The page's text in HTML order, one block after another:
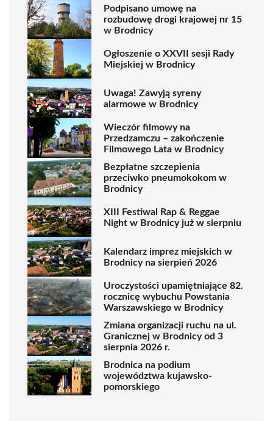
Podpisano umowę na
rozbudowę drogi krajowej nr 15
w Brodnicy
Ogłoszenie o XXVII sesji Rady
Miejskiej w Brodnicy
Uwaga! Zawyją syreny
alarmowe w Brodnicy
Wieczór filmowy na
Przedzamczu – zakończenie
Filmowego Lata w Brodnicy
Bezpłatne szczepienia
przeciwko pneumokokom w
Brodnicy
XIII Festiwal Rap & Reggae
Night w Brodnicy już w sierpniu
Kalendarz imprez miejskich w
Brodnicy na sierpień 2026
Uroczystości upamiętniające 82.
rocznicę wybuchu Powstania
Warszawskiego w Brodnicy
Zmiana organizacji ruchu na ul.
Granicznej w Brodnicy od 3
sierpnia 2026 r.
Brodnica na podium
województwa kujawsko-
pomorskiego